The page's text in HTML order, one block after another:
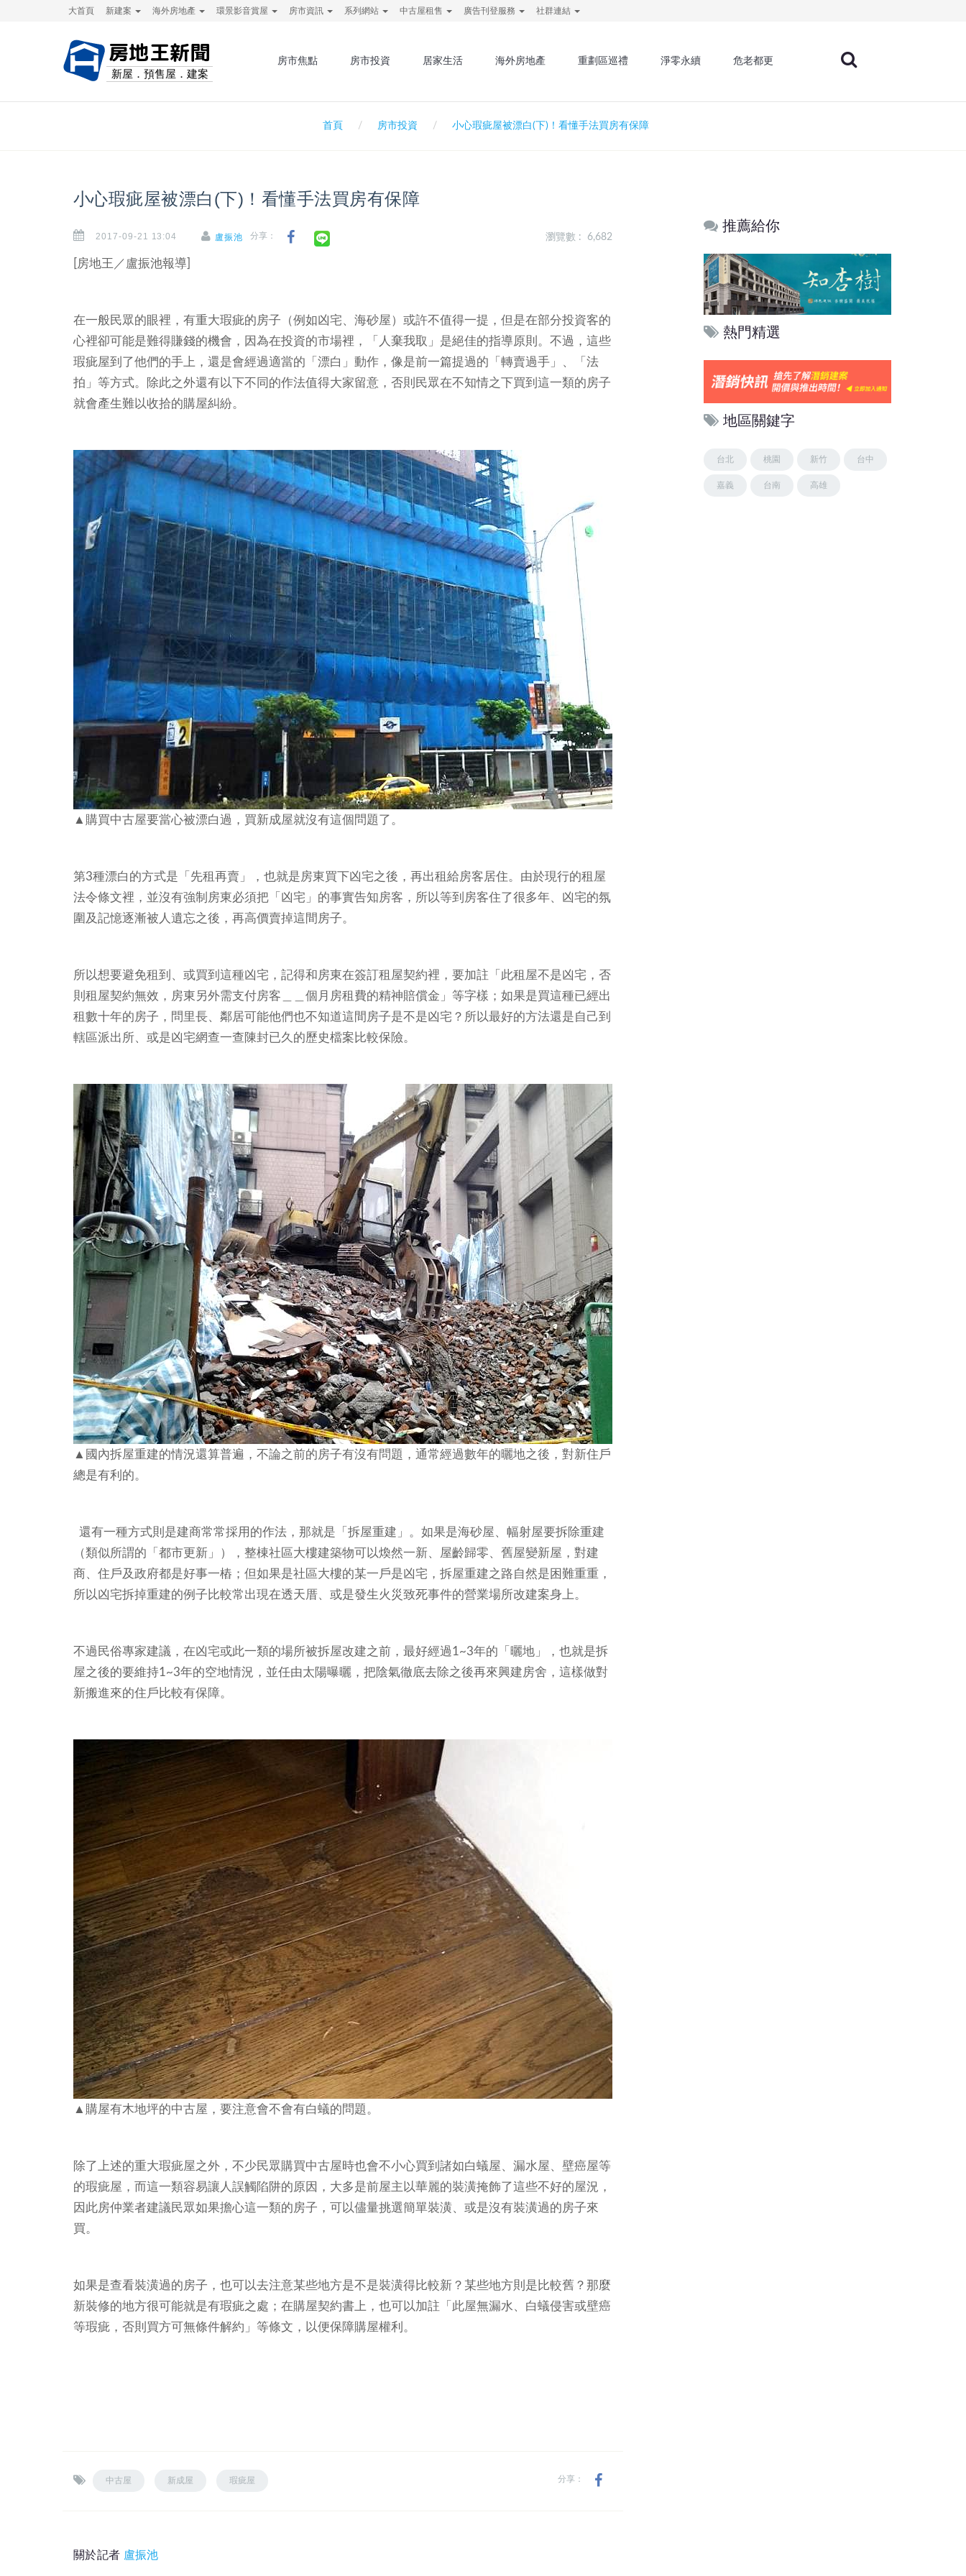
大首頁 新建案 海外房地產 環景影音賞屋 房市資訊 系列網站 中古屋租售 廣告刊登服務 社群連結
房地王新聞
新屋．預售屋．建案
房市焦點 房市投資 居家生活 海外房地產 重劃區巡禮 淨零永續 危老都更
首頁 房市投資 小心瑕疵屋被漂白(下)！看懂手法買房有保障
小心瑕疵屋被漂白(下)！看懂手法買房有保障
2017-09-21 13:04 盧振池 分享： 瀏覽數 : 6,682
[房地王／盧振池報導]
在一般民眾的眼裡，有重大瑕疵的房子（例如凶宅、海砂屋）或許不值得一提，但是在部分投資客的
心裡卻可能是難得賺錢的機會，因為在投資的市場裡，「人棄我取」是絕佳的指導原則。不過，這些
瑕疵屋到了他們的手上，還是會經過適當的「漂白」動作，像是前一篇提過的「轉賣過手」、「法
拍」等方式。除此之外還有以下不同的作法值得大家留意，否則民眾在不知情之下買到這一類的房子
就會產生難以收拾的購屋糾紛。
▲購買中古屋要當心被漂白過，買新成屋就沒有這個問題了。
第3種漂白的方式是「先租再賣」，也就是房東買下凶宅之後，再出租給房客居住。由於現行的租屋
法令條文裡，並沒有強制房東必須把「凶宅」的事實告知房客，所以等到房客住了很多年、凶宅的氛
圍及記憶逐漸被人遺忘之後，再高價賣掉這間房子。
所以想要避免租到、或買到這種凶宅，記得和房東在簽訂租屋契約裡，要加註「此租屋不是凶宅，否
則租屋契約無效，房東另外需支付房客＿＿個月房租費的精神賠償金」等字樣；如果是買這種已經出
租數十年的房子，問里長、鄰居可能他們也不知道這間房子是不是凶宅？所以最好的方法還是自己到
轄區派出所、或是凶宅網查一查陳封已久的歷史檔案比較保險。
▲國內拆屋重建的情況還算普遍，不論之前的房子有沒有問題，通常經過數年的曬地之後，對新住戶
總是有利的。
還有一種方式則是建商常常採用的作法，那就是「拆屋重建」。如果是海砂屋、幅射屋要拆除重建
（類似所謂的「都市更新」），整棟社區大樓建築物可以煥然一新、屋齡歸零、舊屋變新屋，對建
商、住戶及政府都是好事一樁；但如果是社區大樓的某一戶是凶宅，拆屋重建之路自然是困難重重，
所以凶宅拆掉重建的例子比較常出現在透天厝、或是發生火災致死事件的營業場所改建案身上。
不過民俗專家建議，在凶宅或此一類的場所被拆屋改建之前，最好經過1~3年的「曬地」，也就是拆
屋之後的要維持1~3年的空地情況，並任由太陽曝曬，把陰氣徹底去除之後再來興建房舍，這樣做對
新搬進來的住戶比較有保障。
▲購屋有木地坪的中古屋，要注意會不會有白蟻的問題。
除了上述的重大瑕疵屋之外，不少民眾購買中古屋時也會不小心買到諸如白蟻屋、漏水屋、壁癌屋等
的瑕疵屋，而這一類容易讓人誤觸陷阱的原因，大多是前屋主以華麗的裝潢掩飾了這些不好的屋況，
因此房仲業者建議民眾如果擔心這一類的房子，可以儘量挑選簡單裝潢、或是沒有裝潢過的房子來
買。
如果是查看裝潢過的房子，也可以去注意某些地方是不是裝潢得比較新？某些地方則是比較舊？那麼
新裝修的地方很可能就是有瑕疵之處；在購屋契約書上，也可以加註「此屋無漏水、白蟻侵害或壁癌
等瑕疵，否則買方可無條件解約」等條文，以便保障購屋權利。
中古屋 新成屋 瑕疵屋 分享：
關於記者 盧振池
推薦給你
熱門精選
地區關鍵字
台北 桃園 新竹 台中
嘉義 台南 高雄